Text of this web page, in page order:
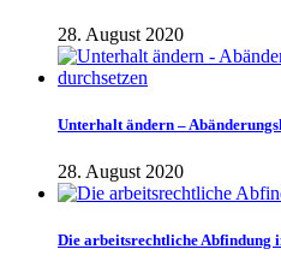
28. August 2020
Unterhalt ändern –
28. August 2020
Die arbeitsrechtliche Abfindung